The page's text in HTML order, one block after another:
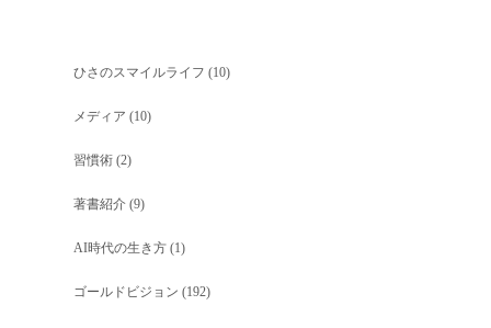
ひさのスマイルライフ (10)
メディア (10)
習慣術(2)
著書紹介(9)
AI時代の生き方(1)
ゴールドビジョン (192)